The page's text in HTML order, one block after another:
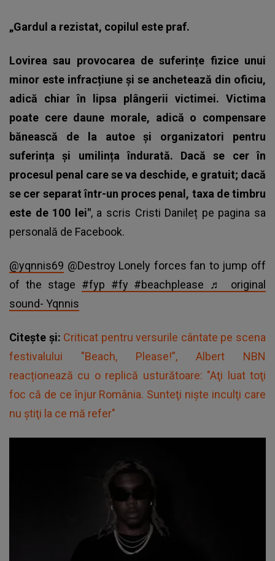
„Gardul a rezistat, copilul este praf.
Lovirea sau provocarea de suferințe fizice unui
minor este infracțiune și se anchetează din oficiu,
adică chiar în lipsa plângerii victimei. Victima
poate cere daune morale, adică o compensare
bănească de la autoe și organizatori pentru
suferința și umilința îndurată. Dacă se cer în
procesul penal care se va deschide, e gratuit; dacă
se cer separat într-un proces penal, taxa de timbru
este de 100 lei", a scris Cristi Danileț pe pagina sa
personală de Facebook.
@yqnnis69 @Destroy Lonely forces fan to jump off
of the stage #fyp #fy #beachplease ♬ original
sound- Yqnnis
Citește și: Criticat pentru versurile cântate pe scena
festivalului "Beach, Please!”, Albert NBN
reacționează cu o replică usturătoare: "Aţi luat toţi
foc că de ce înjur România. Sunteţi nişte inculţi care
nu ştiţi la ce mă refer"